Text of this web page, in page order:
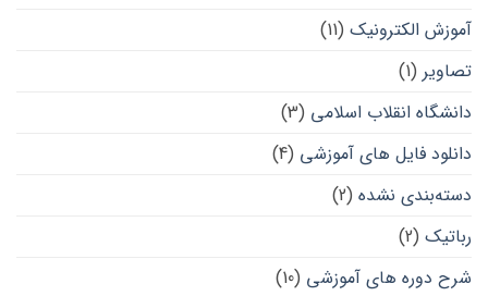
آموزش الکترونیک (11)
تصاویر (1)
دانشگاه انقلاب اسلامی (3)
دانلود فایل های آموزشی (4)
دسته‌بندی نشده (2)
رباتیک (2)
شرح دوره های آموزشی (10)